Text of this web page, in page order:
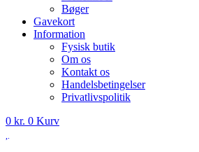
Bøger
Gavekort
Information
Fysisk butik
Om os
Kontakt os
Handelsbetingelser
Privatlivspolitik
0 kr. 0 Kurv